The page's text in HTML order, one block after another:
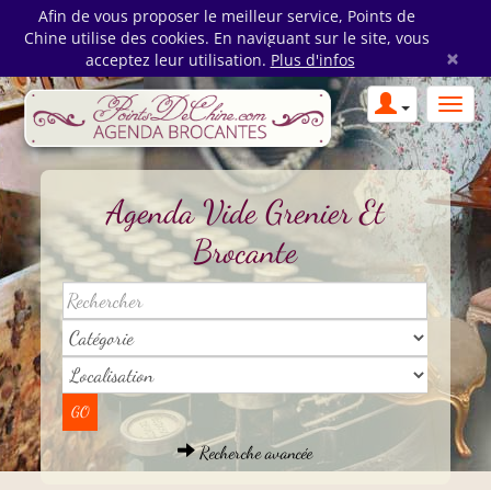
Afin de vous proposer le meilleur service, Points de
Chine utilise des cookies. En naviguant sur le site, vous
acceptez leur utilisation. Plus d'infos ×
Agenda Vide Grenier Et
Brocante
Recherche avancée